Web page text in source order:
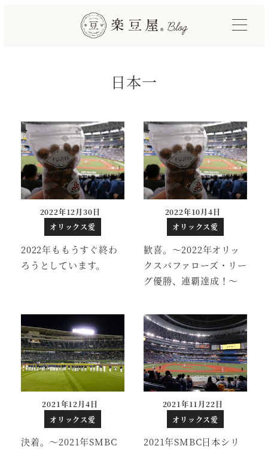
日本一
2022年ももうすぐ終わ
ろうとしています。
投稿日
2022年12月30日
オリックス愛
歓喜。～2022年オリッ
クスバファローズ・リー
グ優勝、連覇達成！～
投稿日
2022年10月4日
オリックス愛
決着。～2021年SMBC
投稿日
2021年12月4日
オリックス愛
2021年SMBC日本シリ
投稿日
2021年11月22日
オリックス愛